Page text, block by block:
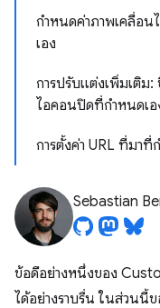
กำหนดค่าภาพเคลื่อน
เอง
การปรับแต่งเพิ่มเติม
ไอคอนปิดที่กำหนดเอ
การตั้งค่า URL ที่มาที่
Sebastian
ข้อดีอย่างหนึ่งของ
ได้อย่างราบรื่น ในส่วนนี้